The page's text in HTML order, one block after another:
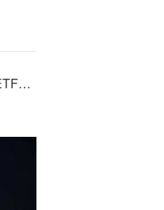
【盘{前}三<分>钟】10月20日ETF早知道